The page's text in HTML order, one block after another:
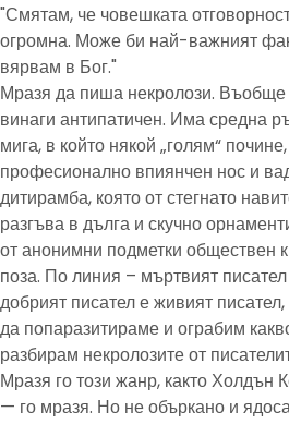
"Смятам, че човешката
огромна. Може би най-важният
вярвам в Бог."
Мразя да пиша некролози.
винаги антипатичен. Има средна
мига, в който някой „голям“
професионално впиянчен нос и
дитирамба, която от стегнато
разгъва в дълга и скучно
от анонимни подметки обществен
поза. По линия – мъртвият
добрият писател е живият писател,
да попаразитираме и ограбим
разбирам некролозите от
Мразя го този жанр, както
— го мразя. Но не объркано и